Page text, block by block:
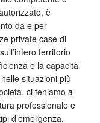
è
da e per
private case di
territorio
e la capacità
situazioni più
ci teniamo a
professionale e
d’emergenza.